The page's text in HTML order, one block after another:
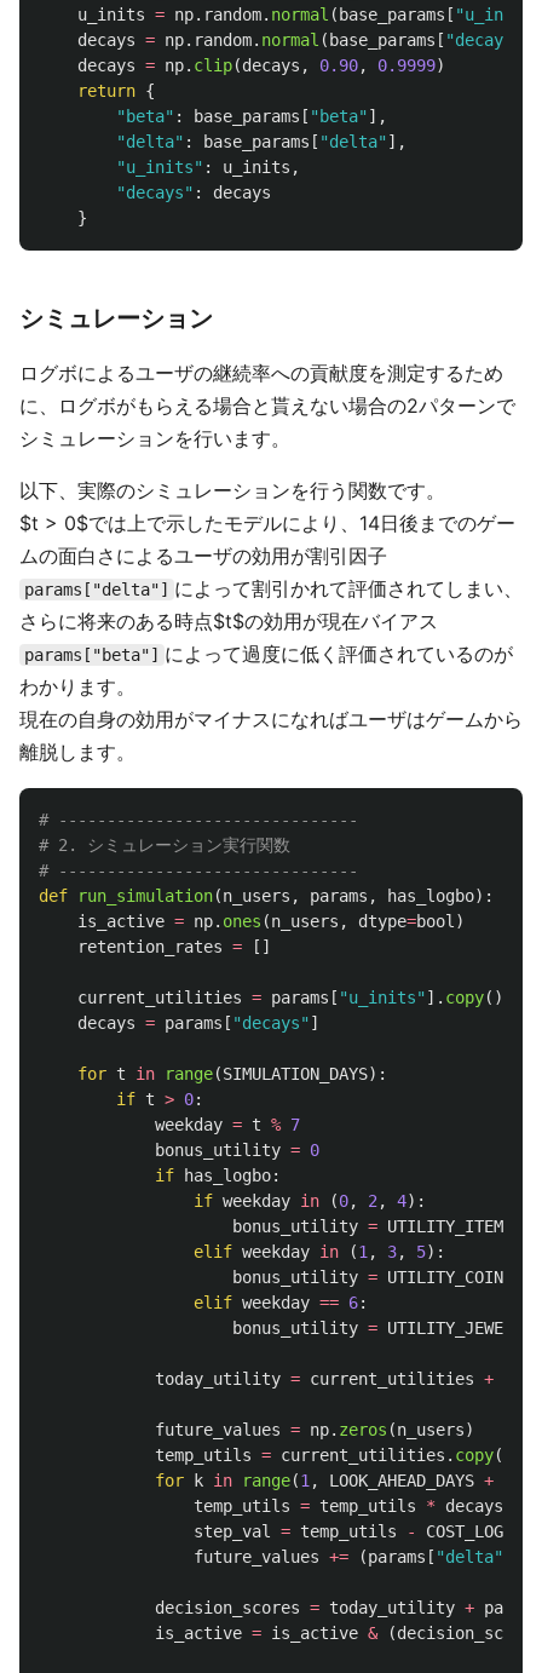
u_inits = np. random. normal ( base_params [ "
decays = np. random. normal ( base_params [ "
decays = np. clip(decays , 0.90, 0.9999)
return {
" beta" : base_params [ " beta" ],
"delta" : base_params [ "delta" ],
"u_inits" : u_inits ,
"decays" :
decays
}
シミュレーション
ログボによるユーザの継続率への貢献度を測定するため
に、ログボがもらえる場合と貰えない場合の2パターンで
シミュレーションを行います。
以下、実際のシミュレーションを行う関数です。
$t > 0$では上で示したモデルにより、14日後までのゲー
ムの面白さによるユーザの効用が割引因子
params["delta"] によって割引かれて評価されてしまい、
さらに将来のある時点$t$の効用が現在バイアス
params["beta"] によって過度に低く評価されているのが
わかります。
現在の自身の効用がマイナスになればユーザはゲームから
離脱します。
# -------------------------------
# 2. シミュレーション実行関数
def
run_simulation(n_users , params , has_logbo):
is_active = np. ones (n_users , dtype=bool )
retention_rates = []
current_utilities = params [ "u_inits" ]. copy()
decays = params [ "decays" ]
for t in range(SIMULATION_DAYS):
if t > 0:
weekday = t % 7
bonus_utility = 0
if
has_logbo:
if weekday in (0, 2 , 4):
bonus_utility = UTILITY_ITEM
elif weekday in (1 , 3, 5):
bonus_utility = UTILITY_COIN
elif weekday == 6:
bonus_utility = UTILITY_JEWEL
today_utility = current_utilities +
future_values = np. zeros (n_users)
temp_utils = current_utilities . copy()
for
k in range(1 , LOOK_AHEAD_DAYS +
temp_utils = temp_utils *
decays
step_val
= temp_utils -
COST_LOGIN
future_values += (params [ "delta"
decision_scores = today_utility + params
is_active = is_active & (decision_scores